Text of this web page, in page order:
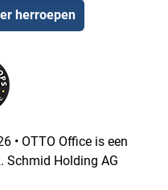
herroepen
• OTTO Office is een
Schmid Holding AG